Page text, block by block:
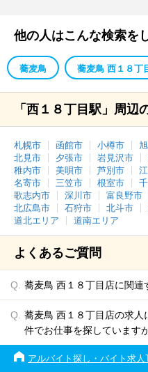
他の人はこんな検索を
蕎麦鳥 蕎麦鳥 西１８丁
「西１８丁目駅」周辺
札幌市 函館市 小樽市
北見市
夕張市 岩見沢市
稚内市
美唄市 芦別市
名寄市
三笠市 根室市
歌志内市
深川市 富良野市
北広島市
石狩市 北斗市
道北エリア
道南エリア
よくあるご質問
蕎麦鳥 西１８丁目店に関連
蕎麦鳥 西１８丁目店の求人
件でお仕事を探しています
アルバイト探し・バイト求人